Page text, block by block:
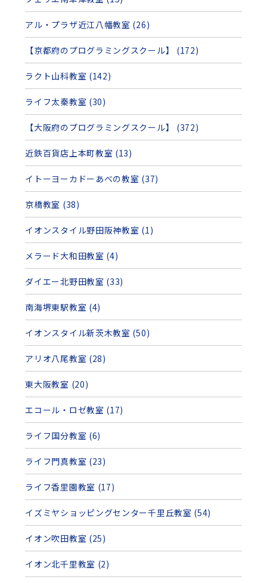
アル・プラザ近江八幡教室 (26)
【京都府のプログラミングスクール】 (172)
ラクト山科教室 (142)
ライフ太秦教室 (30)
【大阪府のプログラミングスクール】 (372)
近鉄百貨店上本町教室 (13)
イトーヨーカドーあべの教室 (37)
京橋教室 (38)
イオンスタイル野田阪神教室 (1)
メラード大和田教室 (4)
ダイエー北野田教室 (33)
南海堺東駅教室 (4)
イオンスタイル新茨木教室 (50)
アリオ八尾教室 (28)
東大阪教室 (20)
エコール・ロゼ教室 (17)
ライフ国分教室 (6)
ライフ門真教室 (23)
ライフ香里園教室 (17)
イズミヤショッピングセンター千里丘教室 (54)
イオン吹田教室 (25)
イオン北千里教室 (2)